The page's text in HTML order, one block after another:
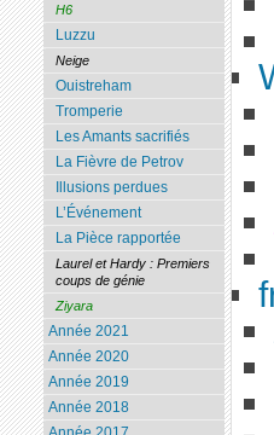
H6
Luzzu
Neige
Ouistreham
Tromperie
Les Amants sacrifiés
La Fièvre de Petrov
Illusions perdues
L’Événement
La Pièce rapportée
Laurel et Hardy : Premiers
coups de génie
Ziyara
Année 2021
Année 2020
Année 2019
Année 2018